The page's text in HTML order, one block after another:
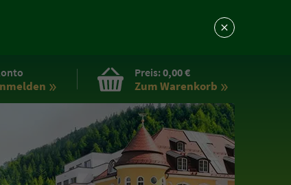
Preis:0,00 €
Zum Warenkorb